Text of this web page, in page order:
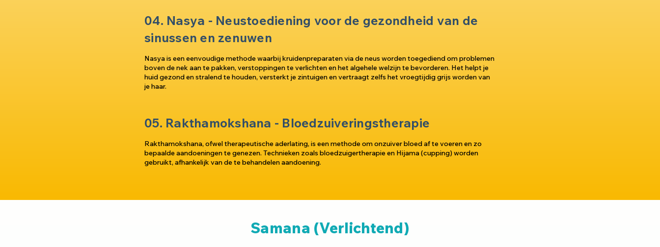
04. Nasya - Neustoediening voor de gezondheid van de
sinussen en zenuwen
Nasya is een eenvoudige methode waarbij kruidenpreparaten via de neus worden toegediend om problemen
boven de nek aan te pakken, verstoppingen te verlichten en het algehele welzijn te bevorderen. Het helpt je
huid gezond en stralend te houden, versterkt je zintuigen en vertraagt zelfs het vroegtijdig grijs worden van
je haar.
05. Rakthamokshana - Bloedzuiveringstherapie
Rakthamokshana, ofwel therapeutische aderlating, is een methode om onzuiver bloed af te voeren en zo
bepaalde aandoeningen te genezen. Technieken zoals bloedzuigertherapie en Hijama (cupping) worden
gebruikt, afhankelijk van de te behandelen aandoening.
Samana (Verlichtend)